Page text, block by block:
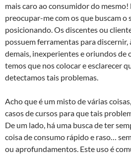
mais caro ao consumidor do
preocupar-me com os que buscam o
posicionando. Os discentes ou
possuem ferramentas para discernir,
demais, inexperientes e oriundos de
temos que nos colocar e esclarecer
detectamos tais problemas.
Acho que é um misto de várias
casos de cursos para que tais
De um lado, há uma busca de ter
coisa de consumo rápido e raso…
ou aprofundamentos. Este uso é